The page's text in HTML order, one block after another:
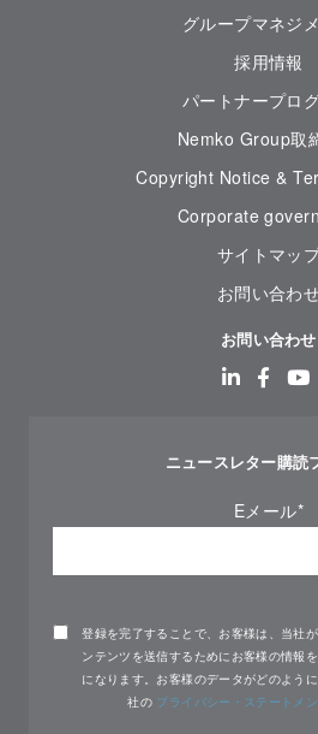
グループマネジ
採用情報
パートナープロ
Nemko Group取
Copyright Notice &
Corporate
サイトマッ
お問い合わ
お問い合わせ
ニュースレター購読
Eメール*
登録を完了することで、お客様は、当社
ンテンツを送信するためにお客様の情報
になります。お客様のデータがどのよう
社の プライバシー・ステートメ